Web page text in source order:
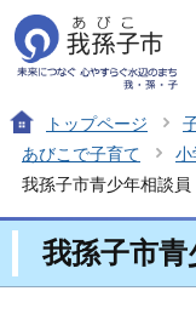
トップページ
あびこで子育て
小
我孫子市青少年相談員
我孫子市青